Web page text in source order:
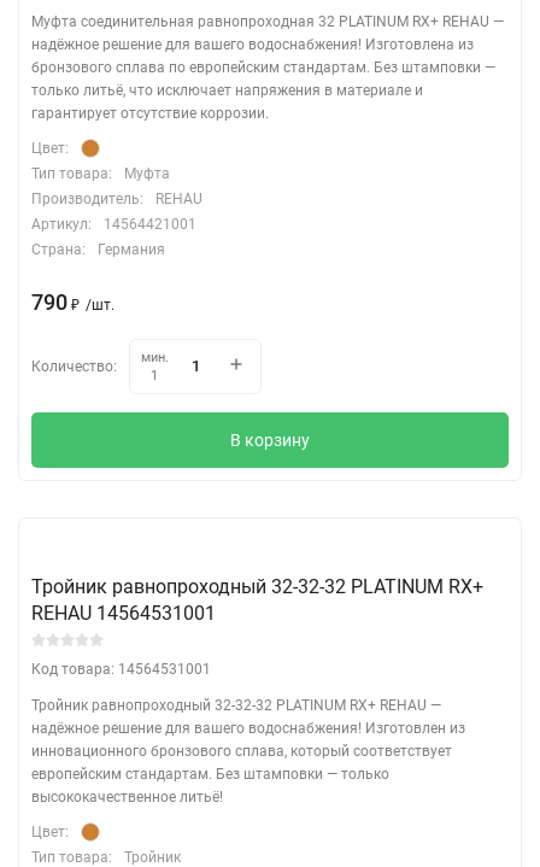
Муфта соединительная равнопроходная 32 PLATINUM RX+ REHAU —
надёжное решение для вашего водоснабжения! Изготовлена из
бронзового сплава по европейским стандартам. Без штамповки —
только литьё, что исключает напряжения в материале и
гарантирует отсутствие коррозии.
Цвет:
Тип товара:
Муфта
Производитель:
REHAU
Артикул:
14564421001
Страна:
Германия
790 ₽ /шт.
Количество:
мин.
1
В корзину
Тройник равнопроходный 32-32-32 PLATINUM RX+
REHAU 14564531001
Код товара: 14564531001
Тройник равнопроходный 32-32-32 PLATINUM RX+ REHAU —
надёжное решение для вашего водоснабжения! Изготовлен из
инновационного бронзового сплава, который соответствует
европейским стандартам. Без штамповки — только
высококачественное литьё!
Цвет:
Тип товара:
Тройник